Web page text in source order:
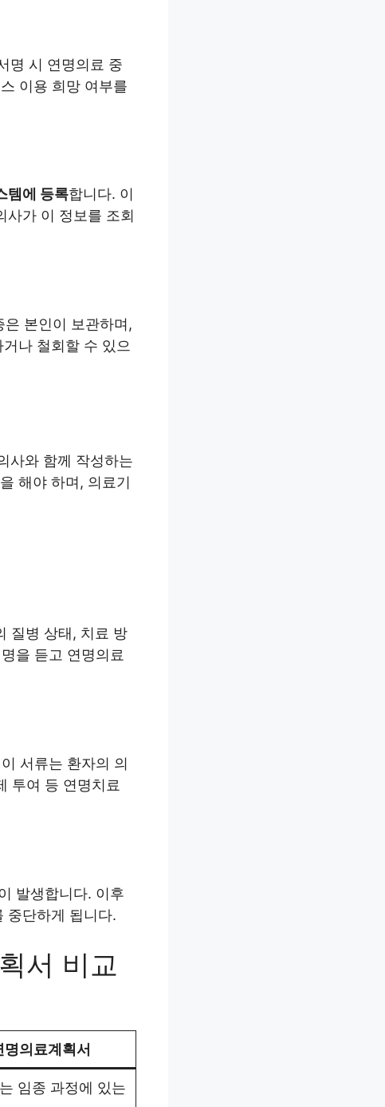
명 시 연명의료 중
이용 희망 여부를
템에 등록합니다. 이
사가 이 정보를 조회
본인이 보관하며,
나 철회할 수 있으
사와 함께 작성하는
해야 하며, 의료기
질병 상태, 치료 방
을 듣고 연명의료
서류는 환자의 의
투여 등 연명치료
발생합니다. 이후
중단하게 됩니다.
서 비교
명의료계획서
임종 과정에 있는